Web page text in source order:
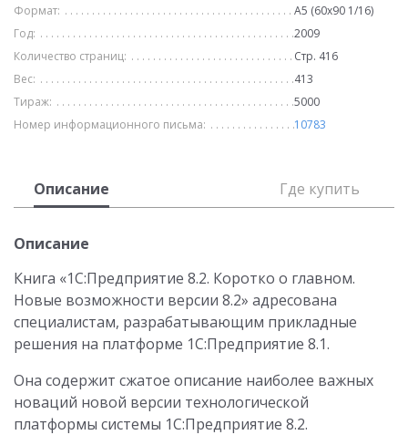
Формат:
А5 (60х90 1/16)
Год:
2009
Количество страниц:
Стр. 416
Вес:
413
Тираж:
5000
Номер информационного письма:
10783
Описание Где купить
Описание
Книга «1С:Предприятие 8.2. Коротко о главном.
Новые возможности версии 8.2» адресована
специалистам, разрабатывающим прикладные
решения на платформе 1С:Предприятие 8.1.
Она содержит сжатое описание наиболее важных
новаций новой версии технологической
платформы системы 1С:Предприятие 8.2.